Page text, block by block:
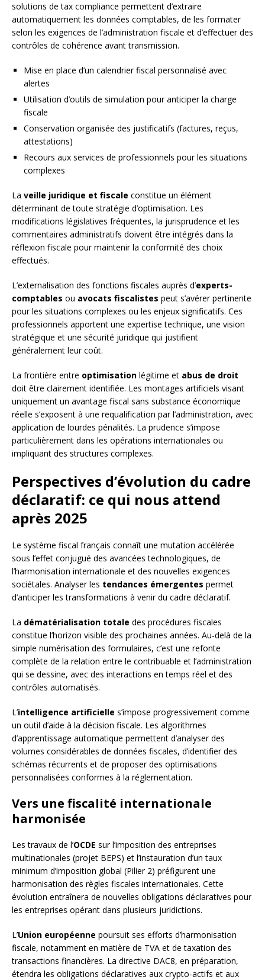
solutions de tax compliance permettent d’extraire
automatiquement les données comptables, de les formater
selon les exigences de l’administration fiscale et d’effectuer des
contrôles de cohérence avant transmission.
Mise en place d’un calendrier fiscal personnalisé avec
alertes
Utilisation d’outils de simulation pour anticiper la charge
fiscale
Conservation organisée des justificatifs (factures, reçus,
attestations)
Recours aux services de professionnels pour les situations
complexes
La veille juridique et fiscale constitue un élément
déterminant de toute stratégie d’optimisation. Les
modifications législatives fréquentes, la jurisprudence et les
commentaires administratifs doivent être intégrés dans la
réflexion fiscale pour maintenir la conformité des choix
effectués.
L’externalisation des fonctions fiscales auprès d’experts-
comptables ou avocats fiscalistes peut s’avérer pertinente
pour les situations complexes ou les enjeux significatifs. Ces
professionnels apportent une expertise technique, une vision
stratégique et une sécurité juridique qui justifient
généralement leur coût.
La frontière entre optimisation légitime et abus de droit
doit être clairement identifiée. Les montages artificiels visant
uniquement un avantage fiscal sans substance économique
réelle s’exposent à une requalification par l’administration, avec
application de lourdes pénalités. La prudence s’impose
particulièrement dans les opérations internationales ou
impliquant des structures complexes.
Perspectives d’évolution du cadre
déclaratif: ce qui nous attend
après 2025
Le système fiscal français connaît une mutation accélérée
sous l’effet conjugué des avancées technologiques, de
l’harmonisation internationale et des nouvelles exigences
sociétales. Analyser les tendances émergentes permet
d’anticiper les transformations à venir du cadre déclaratif.
La dématérialisation totale des procédures fiscales
constitue l’horizon visible des prochaines années. Au-delà de la
simple numérisation des formulaires, c’est une refonte
complète de la relation entre le contribuable et l’administration
qui se dessine, avec des interactions en temps réel et des
contrôles automatisés.
L’intelligence artificielle s’impose progressivement comme
un outil d’aide à la décision fiscale. Les algorithmes
d’apprentissage automatique permettent d’analyser des
volumes considérables de données fiscales, d’identifier des
schémas récurrents et de proposer des optimisations
personnalisées conformes à la réglementation.
Vers une fiscalité internationale
harmonisée
Les travaux de l’OCDE sur l’imposition des entreprises
multinationales (projet BEPS) et l’instauration d’un taux
minimum d’imposition global (Pilier 2) préfigurent une
harmonisation des règles fiscales internationales. Cette
évolution entraînera de nouvelles obligations déclaratives pour
les entreprises opérant dans plusieurs juridictions.
L’Union européenne poursuit ses efforts d’harmonisation
fiscale, notamment en matière de TVA et de taxation des
transactions financières. La directive DAC8, en préparation,
étendra les obligations déclaratives aux crypto-actifs et aux